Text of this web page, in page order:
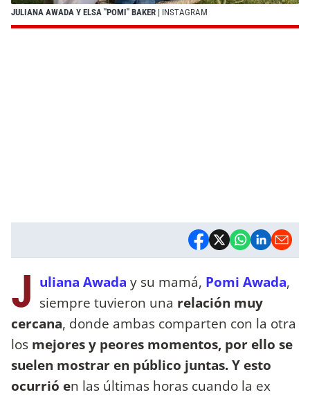
JULIANA AWADA Y ELSA "POMI" BAKER | INSTAGRAM
J uliana Awada y su mamá, Pomi Awada,
siempre tuvieron una relación muy
cercana, donde ambas comparten con la otra
los mejores y peores momentos, por ello se
suelen mostrar en público juntas. Y esto
ocurrió en las últimas horas cuando la ex